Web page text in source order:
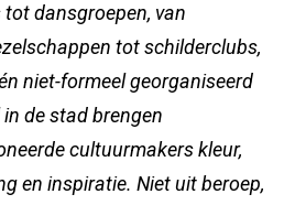
dansgroepen, van
tot schilderclubs,
niet-formeel georganiseerd
de stad brengen
cultuurmakers kleur,
en inspiratie. Niet uit beroep,